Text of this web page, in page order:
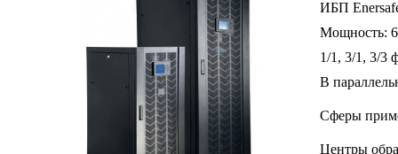
ИБП
Мощность:
1/1, 3/1, 3/3
В
Сферы
Центры